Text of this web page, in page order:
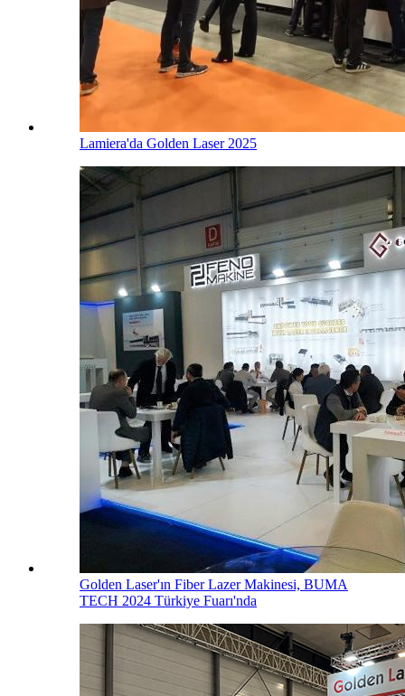
Lamiera'da Golden Laser 2025
Golden Laser'ın Fiber Lazer Makinesi, BUMA
TECH 2024 Türkiye Fuarı'nda